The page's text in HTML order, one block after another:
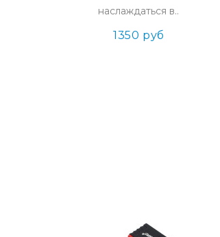
наслаждаться в..
1350 руб